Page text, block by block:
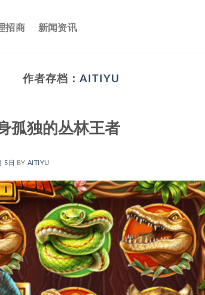
招商 新闻资讯
作者存档：AITIYU
孤独的丛林王者
5日 BY AITIYU